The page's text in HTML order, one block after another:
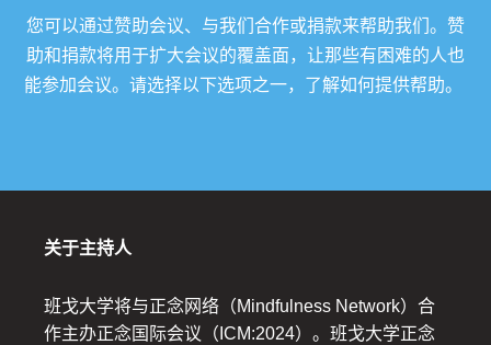
您可以通过赞助会议、与我们合作或捐款来帮助我们。赞
助和捐款将用于扩大会议的覆盖面，让那些有困难的人也
能参加会议。请选择以下选项之一，了解如何提供帮助。
关于主持人
班戈大学将与正念网络（Mindfulness Network）合
作主办正念国际会议（ICM:2024）。班戈大学正念